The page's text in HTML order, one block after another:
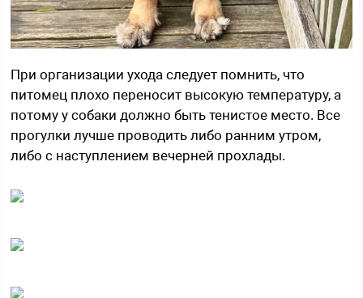
При организации ухода следует помнить, что
питомец плохо переносит высокую температуру, а
потому у собаки должно быть тенистое место. Все
прогулки лучше проводить либо ранним утром,
либо с наступлением вечерней прохлады.